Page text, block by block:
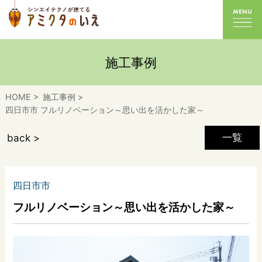
施工事例
HOME
施工事例
四日市市 フルリノベーション～思い出を活かした家～
一覧
back >
四日市市
フルリノベーション～思い出を活かした家～